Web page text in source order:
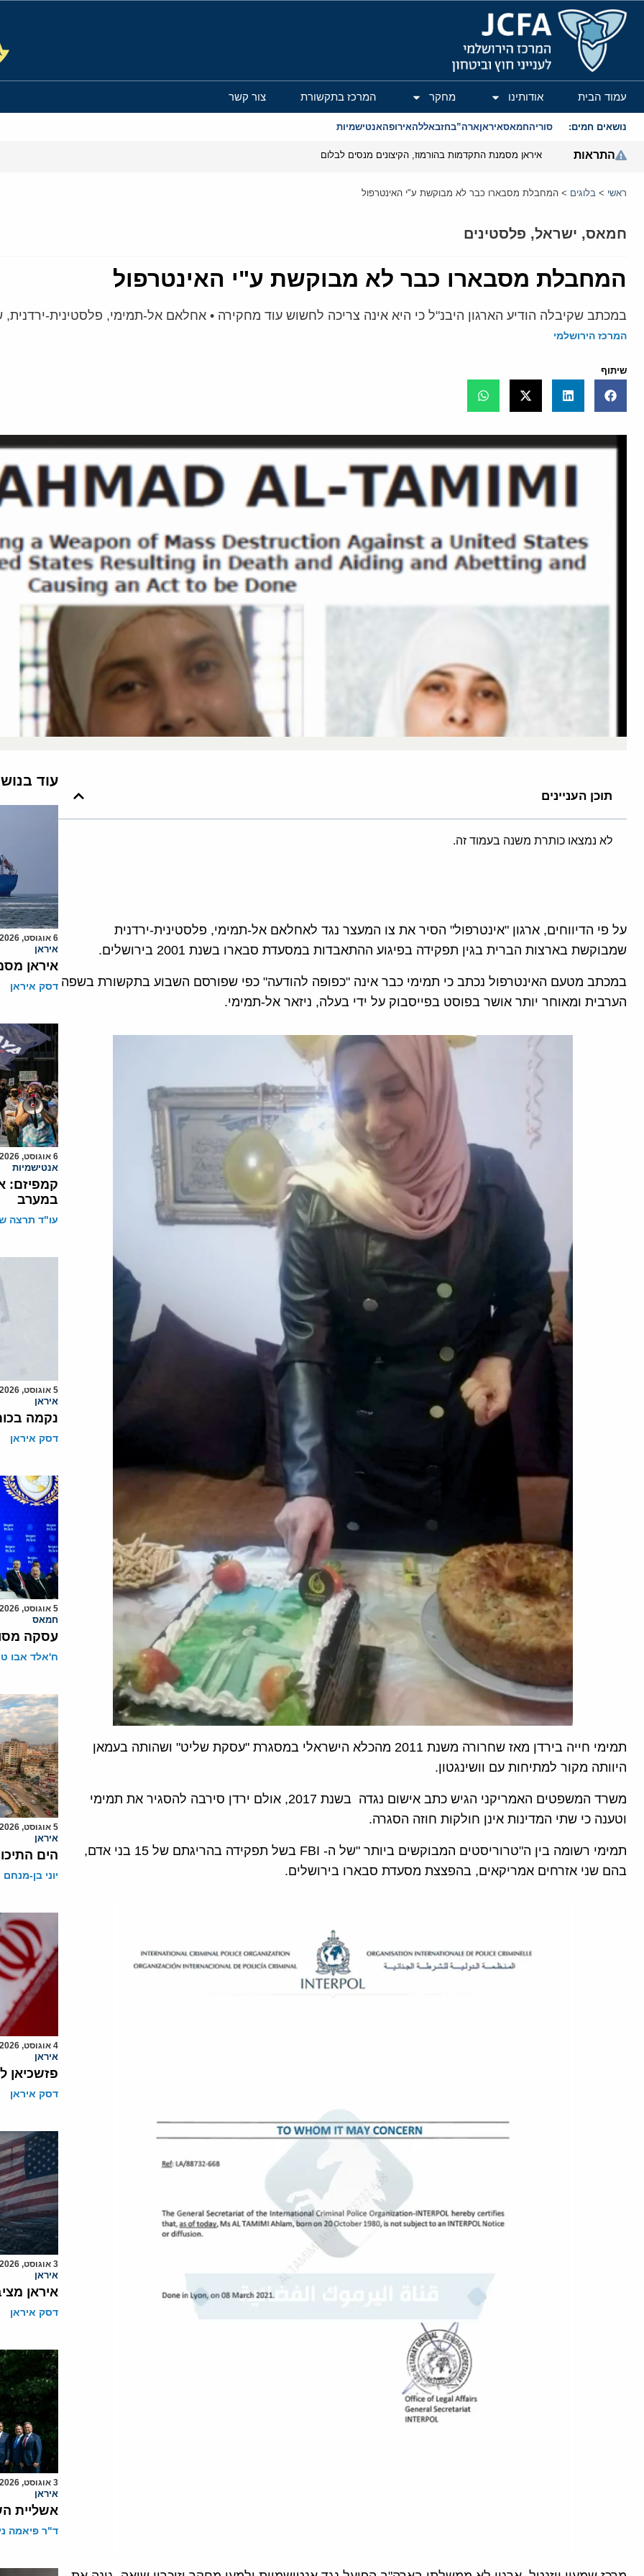
המרכז הירושלמי לענייני חוץ וביטחון
עמוד הבית אודותינו מחקר המרכז בתקשורת צור קשר
נושאים חמים: סוריהחמאסאיראןארה”בחזבאללהאירופהאנטישמיות
התראות איראן מסמנת התקדמות בהורמוז, הקיצונים מנסים לבלום
ראשי > בלוגים > המחבלת מסבארו כבר לא מבוקשת ע"י האינטרפול
חמאס, ישראל, פלסטינים
המחבלת מסבארו כבר לא מבוקשת ע"י האינטרפול
במכתב שקיבלה הודיע הארגון היבנ"ל כי היא אינה צריכה לחשוש עוד מחקירה • אחלאם אל-תמימי, פלסטינית-
המרכז הירושלמי
שיתוף
תוכן העניינים
לא נמצאו כותרת משנה בעמוד זה.
על פי הדיווחים, ארגון "אינטרפול" הסיר את צו המעצר נגד לאחלאם אל-תמימי, פלסטינית-ירדנית
שמבוקשת בארצות הברית בגין תפקידה בפיגוע ההתאבדות במסעדת סבארו בשנת 2001 בירושלים.
במכתב מטעם האינטרפול נכתב כי תמימי כבר אינה "כפופה להודעה" כפי שפורסם השבוע בתקשורת בשפה
הערבית ומאוחר יותר אושר בפוסט בפייסבוק על ידי בעלה, ניזאר אל-תמימי.
תמימי חייה בירדן מאז שחרורה משנת 2011 מהכלא הישראלי במסגרת "עסקת שליט" ושהותה בעמאן
היוותה מקור למתיחות עם וושינגטון.
משרד המשפטים האמריקני הגיש כתב אישום נגדה בשנת 2017, אולם ירדן סירבה להסגיר את תמימי
וטענה כי שתי המדינות אינן חולקות חוזה הסגרה.
תמימי רשומה בין ה"טרוריסטים המבוקשים ביותר "של ה- FBI בשל תפקידה בהריגתם של 15 בני אדם,
בהם שני אזרחים אמריקאים, בהפצצת מסעדת סבארו בירושלים.
עוד
6 אוגוסט, 2026
איראן
איראן
דסק איראן
6 אוגוסט, 2026
אנטישמיות
קמפיזם:
במערב
עו"ד תרצה
5 אוגוסט, 2026
איראן
נקמה
דסק איראן
5 אוגוסט, 2026
חמאס
עסקה
ח'אלד אבו
5 אוגוסט, 2026
איראן
הים
יוני בן-מנחם
4 אוגוסט, 2026
איראן
פזשכיאן
דסק איראן
3 אוגוסט, 2026
איראן
איראן
דסק איראן
3 אוגוסט, 2026
איראן
אשליית
ד"ר פיאמה